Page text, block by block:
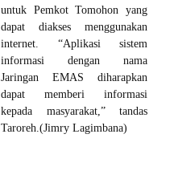
untuk Pemkot Tomohon yang
dapat diakses menggunakan
internet. “Aplikasi sistem
informasi dengan nama
Jaringan EMAS diharapkan
dapat memberi informasi
kepada masyarakat,” tandas
Taroreh.(Jimry Lagimbana)